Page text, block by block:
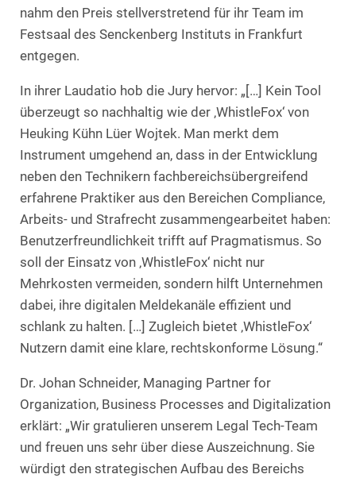
nahm den Preis stellverstretend für ihr Team im
Festsaal des Senckenberg Instituts in Frankfurt
entgegen.
In ihrer Laudatio hob die Jury hervor: „[…] Kein Tool
überzeugt so nachhaltig wie der ‚WhistleFox‘ von
Heuking Kühn Lüer Wojtek. Man merkt dem
Instrument umgehend an, dass in der Entwicklung
neben den Technikern fachbereichsübergreifend
erfahrene Praktiker aus den Bereichen Compliance,
Arbeits- und Strafrecht zusammengearbeitet haben:
Benutzerfreundlichkeit trifft auf Pragmatismus. So
soll der Einsatz von ‚WhistleFox‘ nicht nur
Mehrkosten vermeiden, sondern hilft Unternehmen
dabei, ihre digitalen Meldekanäle effizient und
schlank zu halten. […] Zugleich bietet ‚WhistleFox‘
Nutzern damit eine klare, rechtskonforme Lösung.“
Dr. Johan Schneider, Managing Partner for
Organization, Business Processes and Digitalization
erklärt: „Wir gratulieren unserem Legal Tech-Team
und freuen uns sehr über diese Auszeichnung. Sie
würdigt den strategischen Aufbau des Bereichs